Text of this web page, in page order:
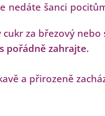
nedáte šanci
za březový nebo
pořádně zahrajte.
a přirozeně